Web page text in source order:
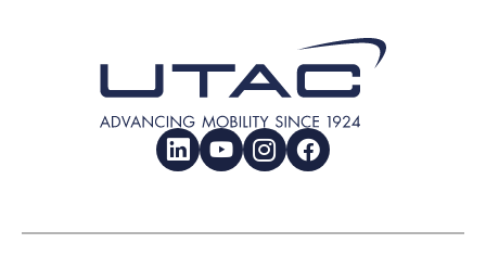
LinkedInYouTubeInstagramFacebook